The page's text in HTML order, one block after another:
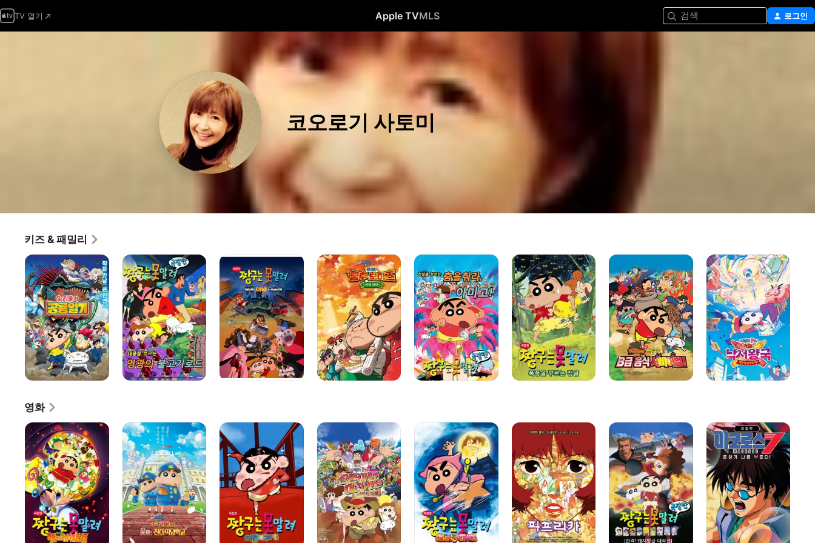
TV 열기 Apple TVMLS 검색 로그인
코오로기 사토미
키즈 & 패밀리
짱구는
못말려:
우리들의
공룡일기
극장판
짱구는
못말려
11기:
태풍을
부르는
영광의
불고기
로드
극장판
짱구는
못말려
5기:
암흑
타마타마
대추적
짱구는
못말려:
아뵤!
쿵후
보이즈
~
라면대란
~
극장판
짱구는
못말려
14기:
전설을
부르는
춤을
춰라!
아미고
극장판
짱구는
못말려
8기:
폭풍을
부르는
정글
극장판
짱구는
못말려
21기:
엄청
맛있어!
B급
음식
서바이벌!
짱구는
못말려:
격돌!
낙서왕국과
얼추
네
명의
용사들
영화
짱구는
못말려:
초화려!
작열하는
떡잎마을
댄서즈
짱구는
못말려:
수수께끼!
꽃피는
천하떡잎학교
극장판
짱구는
못말려
9기:
어른
제국의
역습
짱구는
못말려:
신혼여행
허리케인
~
사라진
아빠!
짱구는
못말려:
동물소환
닌자
배꼽수비대
파프리카
극장판
짱구는
못말려
6기:
돼지발굽
대작전
극장판
마크로스7
은하가
나를
부른다!